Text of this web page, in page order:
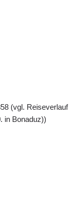
(vgl. Reiseverlauf
in Bonaduz))